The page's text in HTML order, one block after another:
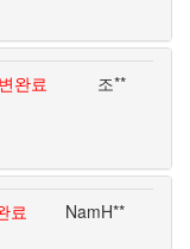
완료 조**
료 NamH**